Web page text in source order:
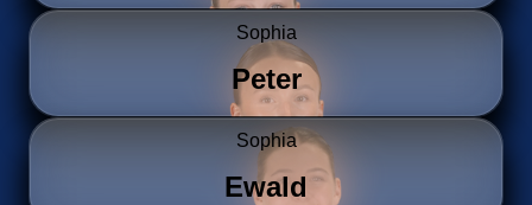
Sophia
Peter
Sophia
Ewald